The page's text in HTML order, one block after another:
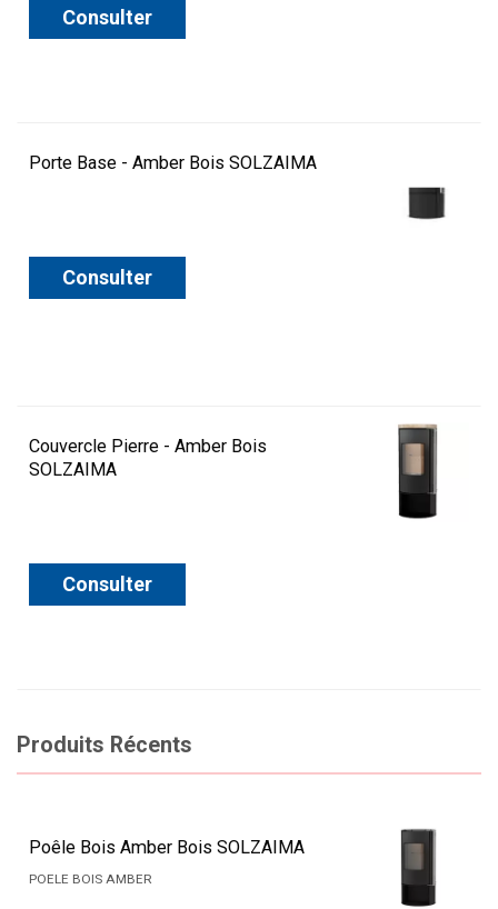
Consulter
Porte Base - Amber Bois SOLZAIMA
Consulter
Couvercle Pierre - Amber Bois
SOLZAIMA
Consulter
Produits Récents
Poêle Bois Amber Bois SOLZAIMA
POELE BOIS AMBER